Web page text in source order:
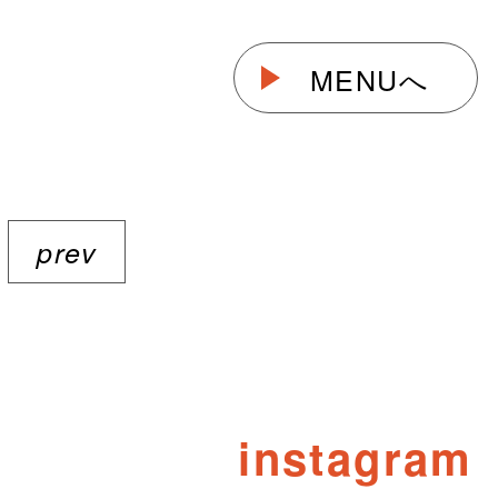
MENUへ
prev
instagram